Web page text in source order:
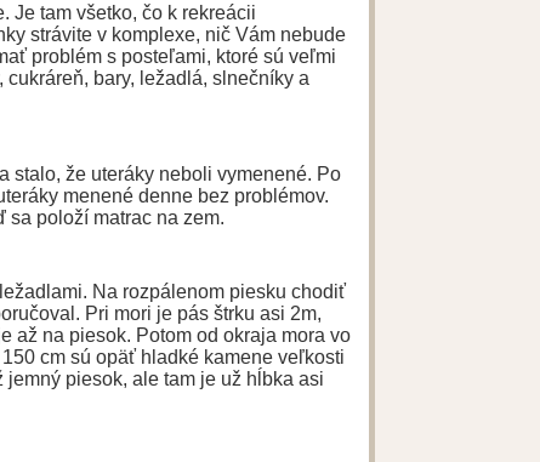
Je tam všetko, čo k rekreácii
strávite v komplexe, nič Vám nebude
problém s posteľami, ktoré sú veľmi
bary, ležadlá, slnečníky a
stalo, že uteráky neboli vymenené. Po
menené denne bez problémov.
sa položí matrac na zem.
Na rozpálenom piesku chodiť
Pri mori je pás štrku asi 2m,
až na piesok. Potom od okraja mora vo
cm sú opäť hladké kamene veľkosti
piesok, ale tam je už hĺbka asi